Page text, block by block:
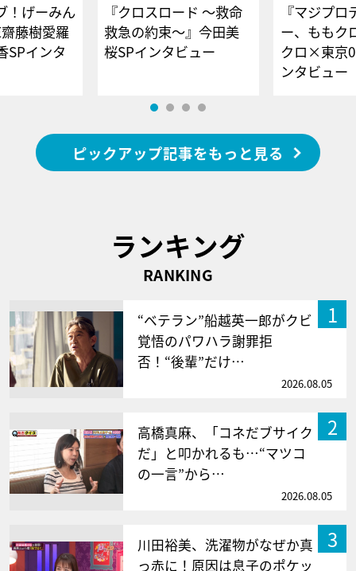
！げーみん
藤樹愛羅
SPインタ
『クロスロード ～救命
救急の約束～』今田美
桜SPインタビュー
『マジプロ
ー、ももク
クロ×東京
ンタビュー
ピックアップ記事をもっと見る
ランキング
RANKING
1
“ベテラン”船越英一郎がクビ
覚悟のパワハラ謝罪拒
否！“後輩”だけ…
2026.08.05
2
高橋真麻、「コネだブサイク
だ」と叩かれるも…“マツコ
の一言”から…
2026.08.05
3
川田裕美、洗濯物がなぜか真
っ赤に！原因は息子のポケッ